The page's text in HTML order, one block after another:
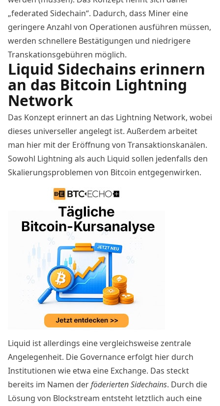
„federated Sidechain“. Dadurch, dass Miner eine
geringere Anzahl von Operationen ausführen müssen,
werden schnellere Bestätigungen und niedrigere
Transkationsgebühren möglich.
Liquid Sidechains erinnern
an das Bitcoin Lightning
Network
Das Konzept erinnert an das Lightning Network, wobei
dieses universeller angelegt ist. Außerdem arbeitet
man hier mit der Eröffnung von Transaktionskanälen.
Sowohl Lightning als auch Liquid sollen jedenfalls den
Skalierungsproblemen von Bitcoin entgegenwirken.
Liquid ist allerdings eine vergleichsweise zentrale
Angelegenheit. Die Governance erfolgt hier durch
Institutionen wie etwa eine Exchange. Das steckt
bereits im Namen derföderierten Sidechains. Durch die
Lösung von Blockstream entsteht letztlich auch eine